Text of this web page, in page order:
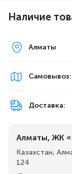
Наличие
Алматы
Самовывоз:
Доставка:
Алматы, ЖК
Казахстан,
124